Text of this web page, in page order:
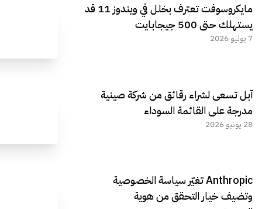
مايكروسوفت تعترف بخلل في ويندوز 11 قد
يستهلك حتى 500 جيجابايت
7 يوليو 2026
آبل تسعى لشراء رقائق من شركة صينية
مدرجة على القائمة السوداء
28 يونيو 2026
Anthropic تغيّر سياسة الخصوصية
وتضيف خيار التحقق من هوية